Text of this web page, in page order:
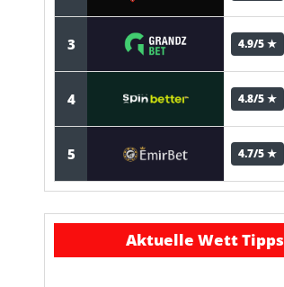
3 4.9/5 ★
4 4.8/5 ★
5 4.7/5 ★
Aktuelle Wett Tipps